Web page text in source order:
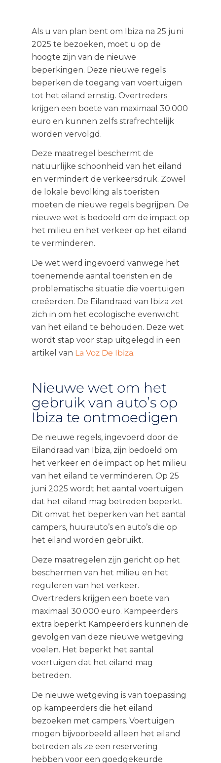
Als u van plan bent om Ibiza na 25 juni
2025 te bezoeken, moet u op de
hoogte zijn van de nieuwe
beperkingen. Deze nieuwe regels
beperken de toegang van voertuigen
tot het eiland ernstig. Overtreders
krijgen een boete van maximaal 30.000
euro en kunnen zelfs strafrechtelijk
worden vervolgd.
Deze maatregel beschermt de
natuurlijke schoonheid van het eiland
en vermindert de verkeersdruk. Zowel
de lokale bevolking als toeristen
moeten de nieuwe regels begrijpen. De
nieuwe wet is bedoeld om de impact op
het milieu en het verkeer op het eiland
te verminderen.
De wet werd ingevoerd vanwege het
toenemende aantal toeristen en de
problematische situatie die voertuigen
creëerden. De Eilandraad van Ibiza zet
zich in om het ecologische evenwicht
van het eiland te behouden. Deze wet
wordt stap voor stap uitgelegd in een
artikel van La Voz De Ibiza.
Nieuwe wet om het
gebruik van auto’s op
Ibiza te ontmoedigen
De nieuwe regels, ingevoerd door de
Eilandraad van Ibiza, zijn bedoeld om
het verkeer en de impact op het milieu
van het eiland te verminderen. Op 25
juni 2025 wordt het aantal voertuigen
dat het eiland mag betreden beperkt.
Dit omvat het beperken van het aantal
campers, huurauto’s en auto’s die op
het eiland worden gebruikt.
Deze maatregelen zijn gericht op het
beschermen van het milieu en het
reguleren van het verkeer.
Overtreders krijgen een boete van
maximaal 30.000 euro. Kampeerders
extra beperkt Kampeerders kunnen de
gevolgen van deze nieuwe wetgeving
voelen. Het beperkt het aantal
voertuigen dat het eiland mag
betreden.
De nieuwe wetgeving is van toepassing
op kampeerders die het eiland
bezoeken met campers. Voertuigen
mogen bijvoorbeeld alleen het eiland
betreden als ze een reservering
hebben voor een goedgekeurde